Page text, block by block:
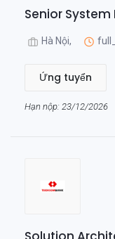
Senior
Hà Nội,
Ứng tuyển
Hạn nộp: 23/12/2026